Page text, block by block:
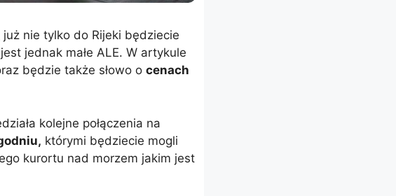
nie tylko do Rijeki będziecie
jednak małe ALE. W artykule
będzie także słowo o cenach
kolejne połączenia na
którymi będziecie mogli
kurortu nad morzem jakim jest